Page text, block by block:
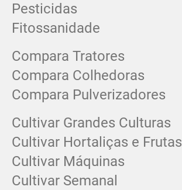
Pesticidas
Fitossanidade
Compara Tratores
Compara Colhedoras
Compara Pulverizadores
Cultivar Grandes Culturas
Cultivar Hortaliças e Frutas
Cultivar Máquinas
Cultivar Semanal